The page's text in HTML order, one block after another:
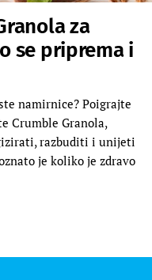
za
se priprema i
namirnice? Poigrajte
Crumble Granola,
razbuditi i unijeti
je koliko je zdravo